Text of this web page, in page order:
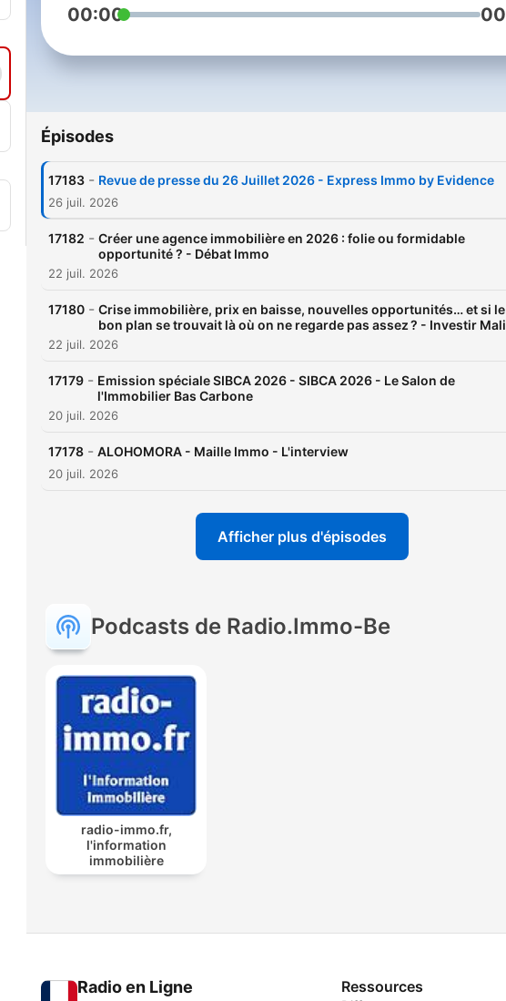
00:00
Épisodes
17183 - Revue de presse du 26 Juillet 2026 - Express Immo by Evidence
26 juil. 2026
17182 - Créer une agence immobilière en 2026 : folie ou formidable
opportunité ? - Débat Immo
22 juil. 2026
17180 - Crise immobilière, prix en baisse, nouvelles opportunités… et si le
bon plan se trouvait là où on ne regarde pas assez ? - Investir
22 juil. 2026
17179 - Emission spéciale SIBCA 2026 - SIBCA 2026 - Le Salon de
l'Immobilier Bas Carbone
20 juil. 2026
17178 - ALOHOMORA - Maille Immo - L'interview
20 juil. 2026
Afficher plus d'épisodes
Podcasts de Radio.Immo-Be
radio-immo.fr,
l'information
immobilière
Radio en Ligne Ressources